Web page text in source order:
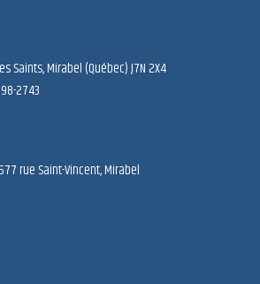
Saints, Mirabel (Québec) J7N 2X4
2743
rue Saint-Vincent, Mirabel